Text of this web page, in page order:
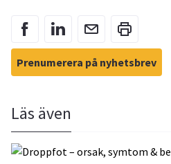
Prenumerera på nyhetsbrev
Läs även